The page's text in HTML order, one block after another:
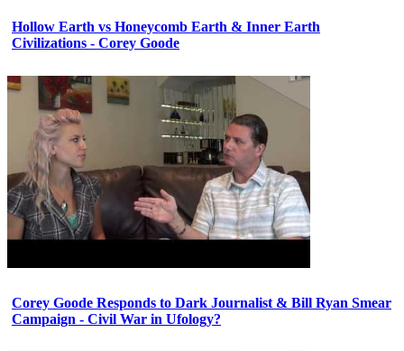
Hollow Earth vs Honeycomb Earth & Inner Earth
Civilizations - Corey Goode
Corey Goode Responds to Dark Journalist & Bill Ryan Smear
Campaign - Civil War in Ufology?